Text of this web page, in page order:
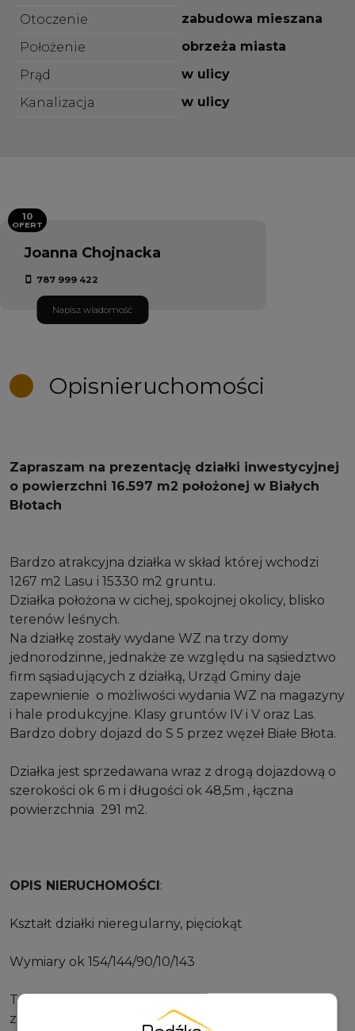
Otoczenie
zabudowa mieszana
Położenie
obrzeża miasta
Prąd
w ulicy
Kanalizacja
w ulicy
Joanna Chojnacka
787 999 422
Napisz wiadomość
10
OFERT
Opisnieruchomości
Zapraszam na prezentację działki inwestycyjnej
o powierzchni 16.597 m2 położonej w Białych
Błotach
Bardzo atrakcyjna działka w skład której wchodzi
1267 m2 Lasu i 15330 m2 gruntu.
Działka położona w cichej, spokojnej okolicy, blisko
terenów leśnych.
Na działkę zostały wydane WZ na trzy domy
jednorodzinne, jednakże ze względu na sąsiedztwo
firm sąsiadujących z działką, Urząd Gminy daje
zapewnienie o możliwości wydania WZ na magazyny
i hale produkcyjne. Klasy gruntów IV i V oraz Las.
Bardzo dobry dojazd do S 5 przez węzeł Białe Błota.
Działka jest sprzedawana wraz z drogą dojazdową o
szerokości ok 6 m i długości ok 48,5m , łączna
powierzchnia 291 m2.
OPIS NIERUCHOMOŚCI:
Kształt działki nieregularny, pięciokąt
Wymiary ok 154/144/90/10/143
Teren płaski, częściowo ogrodzony i częściowo
zalesiony (1267m2);